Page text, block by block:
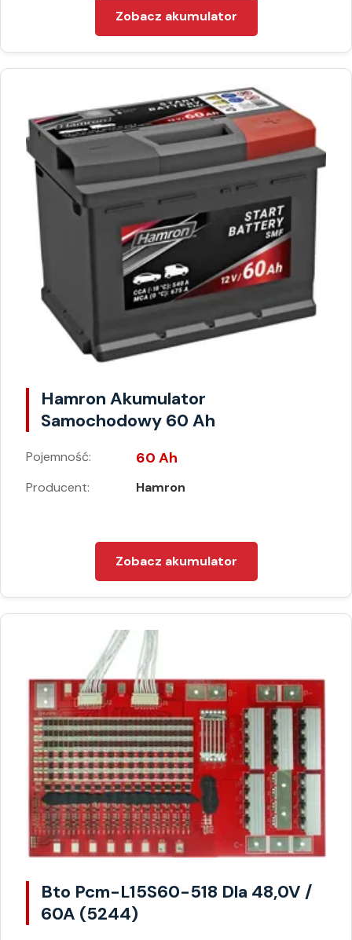
Zobacz akumulator
Hamron Akumulator
Samochodowy 60 Ah
Pojemność: 60 Ah
Producent: Hamron
Zobacz akumulator
Bto Pcm-L15S60-518 Dla 48,0V /
60A (5244)